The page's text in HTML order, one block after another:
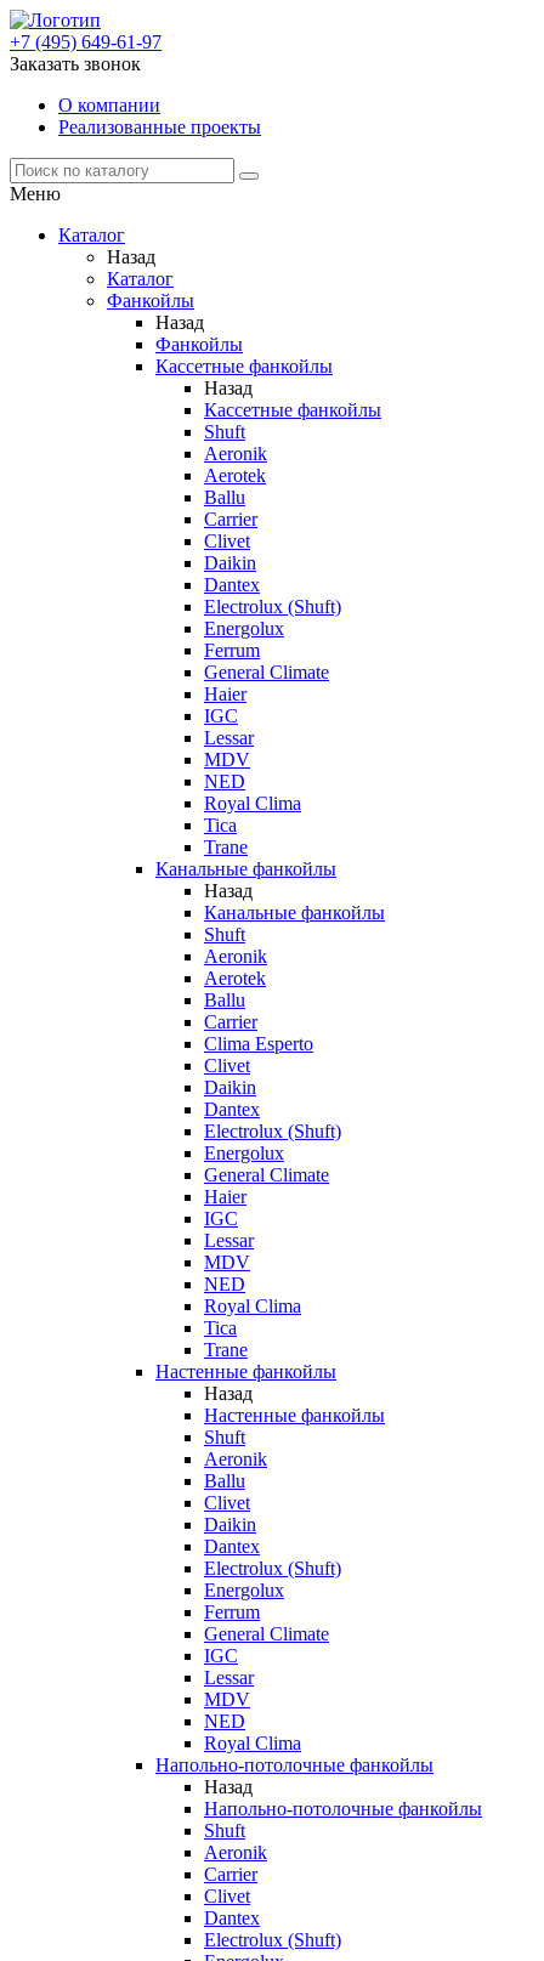
+7 (495) 649-61-97
Заказать звонок
О компании
Реализованные проекты
Меню
Каталог
Назад
Каталог
Фанкойлы
Назад
Фанкойлы
Кассетные фанкойлы
Назад
Кассетные фанкойлы
Shuft
Aeronik
Aerotek
Ballu
Carrier
Clivet
Daikin
Dantex
Electrolux (Shuft)
Energolux
Ferrum
General Climate
Haier
IGC
Lessar
MDV
NED
Royal Clima
Tica
Trane
Канальные фанкойлы
Назад
Канальные фанкойлы
Shuft
Aeronik
Aerotek
Ballu
Carrier
Clima Esperto
Clivet
Daikin
Dantex
Electrolux (Shuft)
Energolux
General Climate
Haier
IGC
Lessar
MDV
NED
Royal Clima
Tica
Trane
Настенные фанкойлы
Назад
Настенные фанкойлы
Shuft
Aeronik
Ballu
Clivet
Daikin
Dantex
Electrolux (Shuft)
Energolux
Ferrum
General Climate
IGC
Lessar
MDV
NED
Royal Clima
Напольно-потолочные фанкойлы
Назад
Напольно-потолочные фанкойлы
Shuft
Aeronik
Carrier
Clivet
Dantex
Electrolux (Shuft)